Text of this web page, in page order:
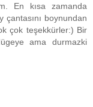
En kısa zamanda
boynundan
çok teşekkürler:) Bir
ama durmazki